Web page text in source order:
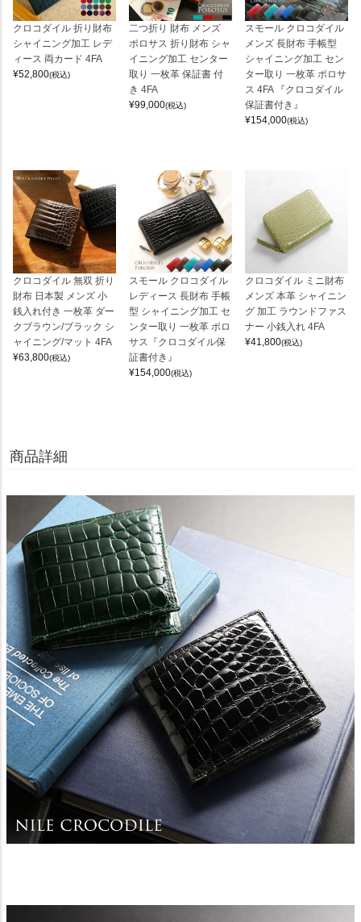
クロコダイル 折り財布
シャイニング加工 レデ
ィース 両カード 4FA
¥52,800(税込)
二つ折り 財布 メンズ
ポロサス 折り財布 シャ
イニング加工 センター
取り 一枚革 保証書 付
き 4FA
¥99,000(税込)
スモール クロコダイル
メンズ 長財布 手帳型
シャイニング加工 セン
ター取り 一枚革 ポロサ
ス 4FA 『クロコダイル
保証書付き』
¥154,000(税込)
クロコダイル 無双 折り
財布 日本製 メンズ 小
銭入れ付き 一枚革 ダー
クブラウン/ブラック シ
ャイニング/マット 4FA
¥63,800(税込)
スモール クロコダイル
レディース 長財布 手帳
型 シャイニング加工 セ
ンター取り 一枚革 ポロ
サス『クロコダイル保
証書付き』
¥154,000(税込)
クロコダイル ミニ財布
メンズ 本革 シャイニン
グ 加工 ラウンドファス
ナー 小銭入れ 4FA
¥41,800(税込)
商品詳細